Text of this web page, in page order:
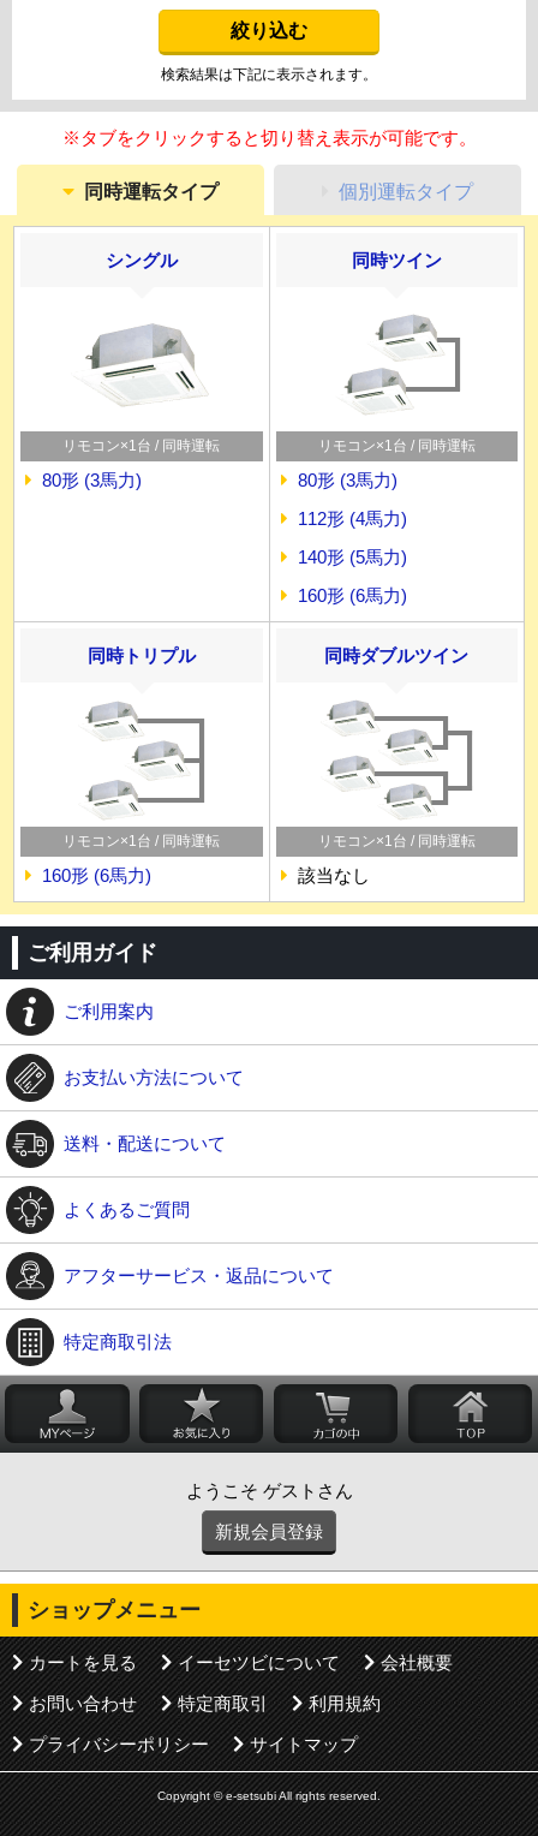
検索結果は下記に表示されます。
※タブをクリックすると切り替え表示が可能です。
同時運転タイプ 個別運転タイプ
シングル
リモコン×1台 / 同時運転
80形 (3馬力)
同時ツイン
リモコン×1台 / 同時運転
80形 (3馬力)
112形 (4馬力)
140形 (5馬力)
160形 (6馬力)
同時トリプル
リモコン×1台 / 同時運転
160形 (6馬力)
同時ダブルツイン
リモコン×1台 / 同時運転
該当なし
ご利用ガイド
ご利用案内
お支払い方法について
送料・配送について
よくあるご質問
アフターサービス・返品について
特定商取引法
ようこそ ゲストさん
新規会員登録
ショップメニュー
カートを見る イーセツビについて
会社概要
お問い合わせ
特定商取引
利用規約
プライバシーポリシー
サイトマップ
Copyright © e-setsubi All rights reserved.